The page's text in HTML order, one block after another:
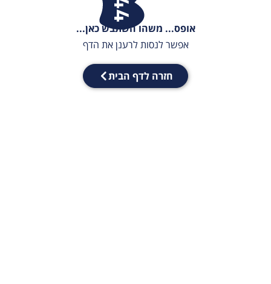
אופס... משהו השתבש כאן...
אפשר לנסות לרענן את הדף
חזרה לדף הבית